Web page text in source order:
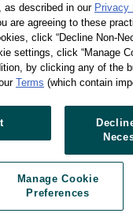
通路中，網購成長最快
額年增37%，其中以社
三種型態表現最佳。
as described in our Privacy
are agreeing to these
click “Decline Non-
settings, click “Manage
by clicking any of the
Terms (which contain
Manage Cookie
Preferences